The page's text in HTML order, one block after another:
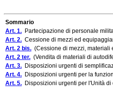
Sommario
Art. 1. Partecipazione di personale
Art. 2. Cessione di mezzi ed
Art. 2 bis. (Cessione di mezzi,
Art. 2 ter. (Vendita di materiali di
Art. 3. Disposizioni urgenti di
Art. 4. Disposizioni urgenti per la
Art. 5. Disposizioni urgenti per l'Unità